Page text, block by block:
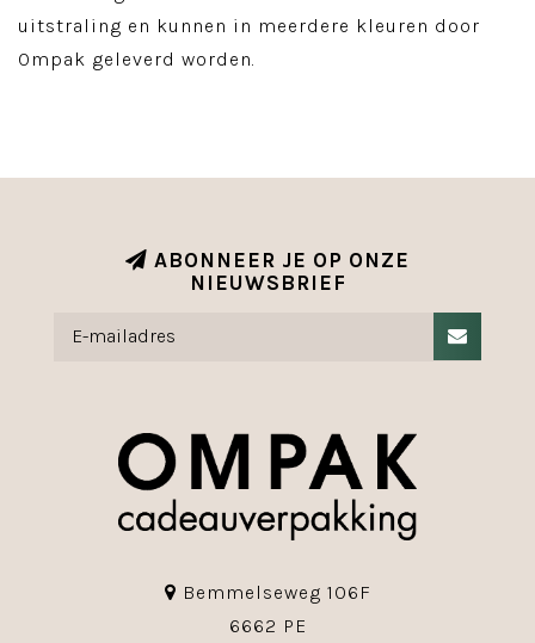
uitstraling en kunnen in meerdere kleuren door
Ompak geleverd worden.
ABONNEER JE OP ONZE
NIEUWSBRIEF
Bemmelseweg 106F
6662 PE